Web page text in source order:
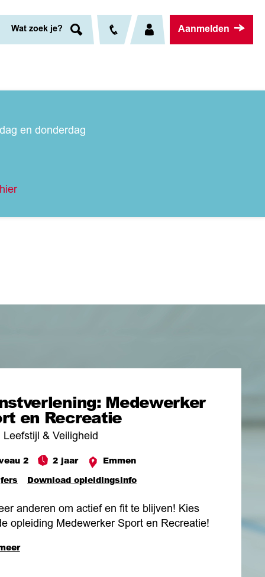
Wat zoek je? Aanmelden
en donderdag
hier
Medewerker
en Recreatie
Leefstijl & Veiligheid
2 2 jaar Emmen
Download opleidingsinfo
anderen om actief en fit te blijven! Kies
opleiding Medewerker Sport en Recreatie!